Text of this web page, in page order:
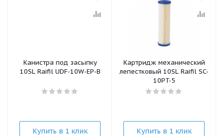
Канистра под засыпку
10SL Raifil UDF-10W-EP-B
Купить в 1 клик
Картридж механический
лепестковый 10SL Raifil SC-
10PT-5
Купить в 1 клик